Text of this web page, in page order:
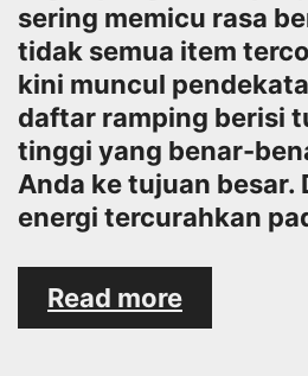
sering memicu rasa
tidak semua item
kini muncul
daftar ramping berisi
tinggi yang benar-
Anda ke tujuan besar.
energi tercurahkan
Read moreMengganti
“To-